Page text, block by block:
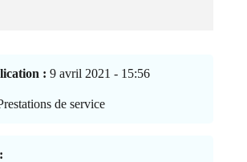
: 9 avril 2021 - 15:56
de service